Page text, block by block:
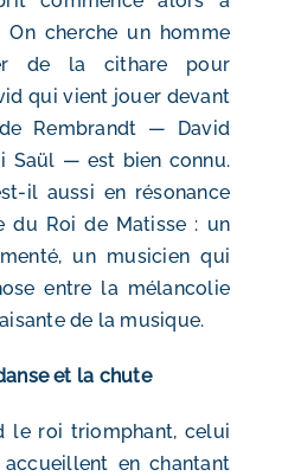
On cherche un homme
de la cithare pour
qui vient jouer devant
Rembrandt — David
Saül — est bien connu.
il aussi en résonance
du Roi de Matisse : un
un musicien qui
entre la mélancolie
de la musique.
et la chute
le roi triomphant, celui
en chantant